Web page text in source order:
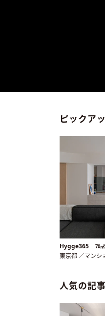
ピックア
Hygge365 70
東京都 ／マンシ
人気の記事